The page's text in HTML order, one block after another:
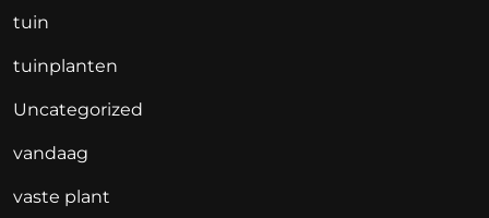
tuin
tuinplanten
Uncategorized
vandaag
vaste plant